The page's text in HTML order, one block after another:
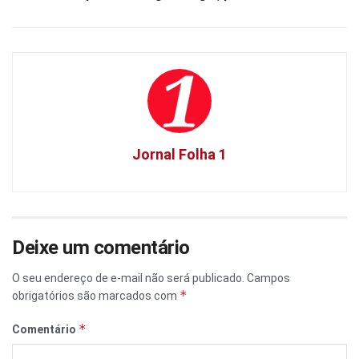
Jornal Folha 1
Deixe um comentário
O seu endereço de e-mail não será publicado. Campos
obrigatórios são marcados com *
Comentário *